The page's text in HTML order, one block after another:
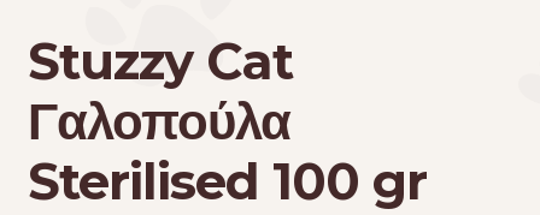
Stuzzy Cat
Γαλοπούλα
Sterilised 100 gr